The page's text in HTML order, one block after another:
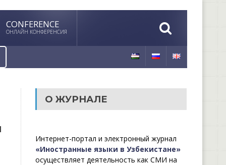
CONFERENCE
ОНЛАЙН КОНФЕРЕНСИЯ
О ЖУРНАЛЕ
Интернет-портал и электронный журнал
«Иностранные языки в Узбекистане»
осуществляет деятельность как СМИ на